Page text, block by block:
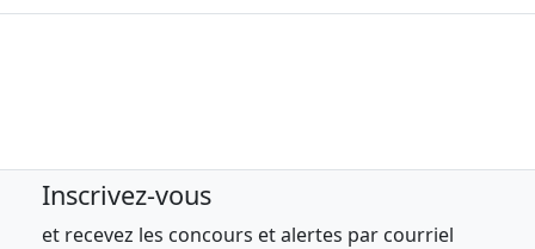
Inscrivez-vous
et recevez les concours et alertes par courriel